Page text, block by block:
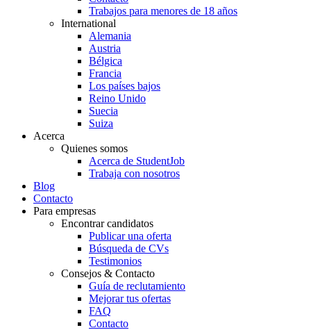
Trabajos para menores de 18 años
International
Alemania
Austria
Bélgica
Francia
Los países bajos
Reino Unido
Suecia
Suiza
Acerca
Quienes somos
Acerca de StudentJob
Trabaja con nosotros
Blog
Contacto
Para empresas
Encontrar candidatos
Publicar una oferta
Búsqueda de CVs
Testimonios
Consejos & Contacto
Guía de reclutamiento
Mejorar tus ofertas
FAQ
Contacto